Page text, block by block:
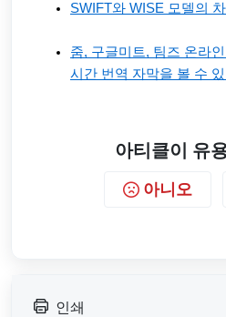
SWIFT와 WISE 모델의
줌, 구글미트, 팀즈 온라
시간 번역 자막을 볼 수
아티클이 유
아니오
인쇄